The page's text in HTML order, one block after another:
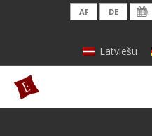
Latviešu